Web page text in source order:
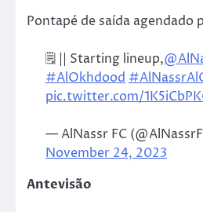
Pontapé de saída agendado
🗒 || Starting lineup,
#AlOkhdood
pic.twitter.com/
— AlNassr FC
November 24, 2023
Antevisão